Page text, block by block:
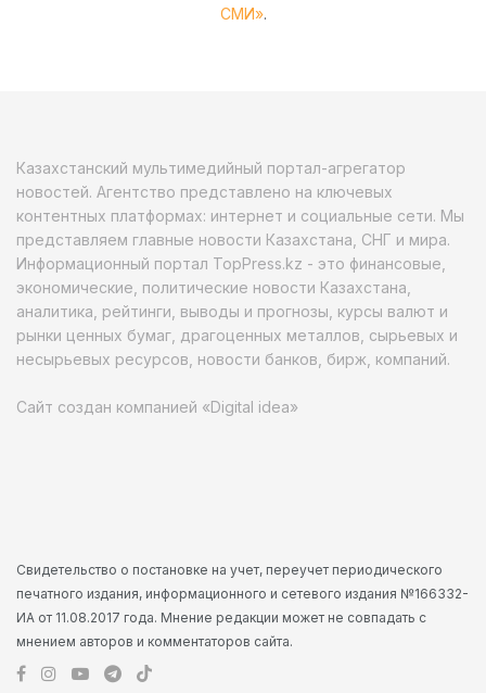
СМИ».
Казахстанский мультимедийный портал-агрегатор
новостей. Агентство представлено на ключевых
контентных платформах: интернет и социальные сети. Мы
представляем главные новости Казахстана, СНГ и мира.
Информационный портал TopPress.kz - это финансовые,
экономические, политические новости Казахстана,
аналитика, рейтинги, выводы и прогнозы, курсы валют и
рынки ценных бумаг, драгоценных металлов, сырьевых и
несырьевых ресурсов, новости банков, бирж, компаний.
Сайт создан компанией «Digital idea»
Свидетельство о постановке на учет, переучет периодического
печатного издания, информационного и сетевого издания №166332-
ИА от 11.08.2017 года. Мнение редакции может не совпадать с
мнением авторов и комментаторов сайта.